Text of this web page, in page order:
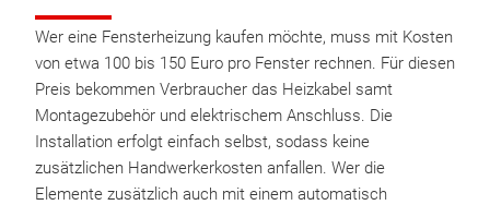
Wer eine Fensterheizung kaufen möchte, muss mit Kosten
von etwa 100 bis 150 Euro pro Fenster rechnen. Für diesen
Preis bekommen Verbraucher das Heizkabel samt
Montagezubehör und elektrischem Anschluss. Die
Installation erfolgt einfach selbst, sodass keine
zusätzlichen Handwerkerkosten anfallen. Wer die
Elemente zusätzlich auch mit einem automatisch